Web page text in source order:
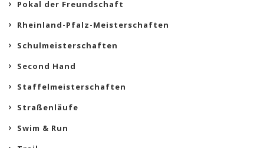
Pokal der Freundschaft
Rheinland-Pfalz-Meisterschaften
Schulmeisterschaften
Second Hand
Staffelmeisterschaften
Straßenläufe
Swim & Run